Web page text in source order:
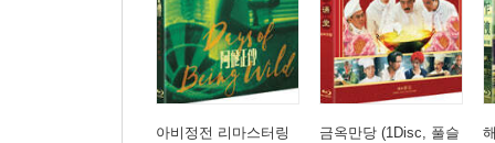
아비정전 리마스터링
금옥만당 (1Disc, 풀슬